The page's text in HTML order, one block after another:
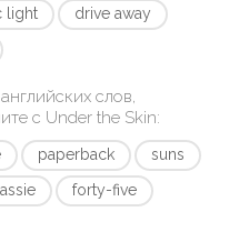
light
drive away
слов,
с Under the Skin:
paperback
suns
lassie forty-five